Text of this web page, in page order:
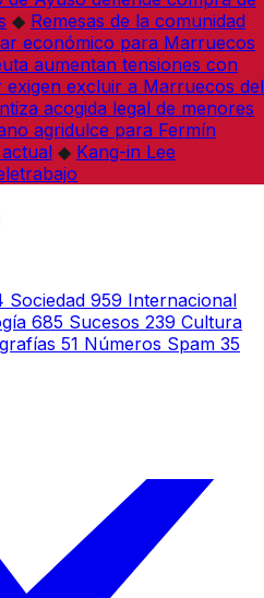
◆ Remesas de la comunidad
económico para Marruecos
aumentan tensiones con
exigen excluir a Marruecos del
acogida legal de menores
agridulce para Fermín
◆ Kang-in Lee
Sociedad 959 Internacional
685 Sucesos 239 Cultura
51 Números Spam 35